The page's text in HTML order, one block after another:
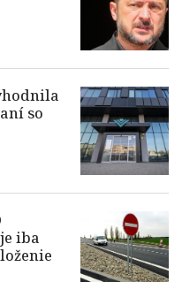
so
iba